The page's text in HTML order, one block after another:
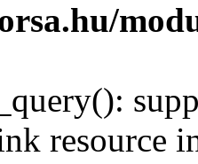
resource